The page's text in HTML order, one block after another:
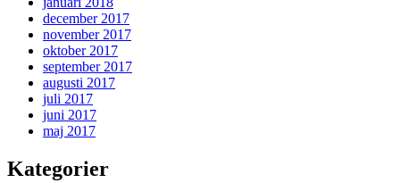
december 2017
november 2017
oktober 2017
september 2017
augusti 2017
juli 2017
juni 2017
maj 2017
Kategorier